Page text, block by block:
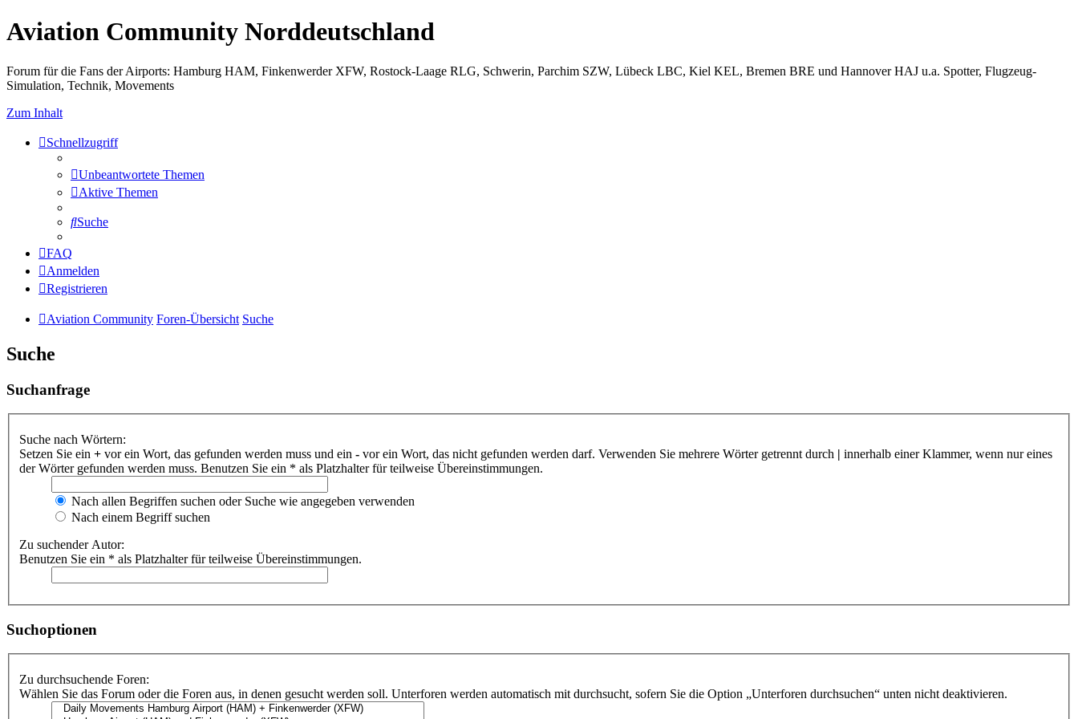
Aviation Community Norddeutschland
Forum für die Fans der Airports: Hamburg HAM, Finkenwerder XFW, Rostock-Laage RLG, Schwerin, Parchim SZW, Lübeck LBC, Kiel KEL, Bremen BRE und Hannover HAJ u.a. Spotter, Flugzeug-
Simulation, Technik, Movements
Zum Inhalt
Schnellzugriff
Unbeantwortete Themen
Aktive Themen
Suche
FAQ
Anmelden
Registrieren
Aviation Community Foren-Übersicht Suche
Suche
Suchanfrage
Suche nach Wörtern:
Setzen Sie ein + vor ein Wort, das gefunden werden muss und ein - vor ein Wort, das nicht gefunden werden darf. Verwenden Sie mehrere Wörter getrennt durch | innerhalb einer Klammer, wenn nur eines
der Wörter gefunden werden muss. Benutzen Sie ein * als Platzhalter für teilweise Übereinstimmungen.
Nach allen Begriffen suchen oder Suche wie angegeben verwenden
Nach einem Begriff suchen
Zu suchender Autor:
Benutzen Sie ein * als Platzhalter für teilweise Übereinstimmungen.
Suchoptionen
Zu durchsuchende Foren:
Wählen Sie das Forum oder die Foren aus, in denen gesucht werden soll. Unterforen werden automatisch mit durchsucht, sofern Sie die Option „Unterforen durchsuchen“ unten nicht deaktivieren.